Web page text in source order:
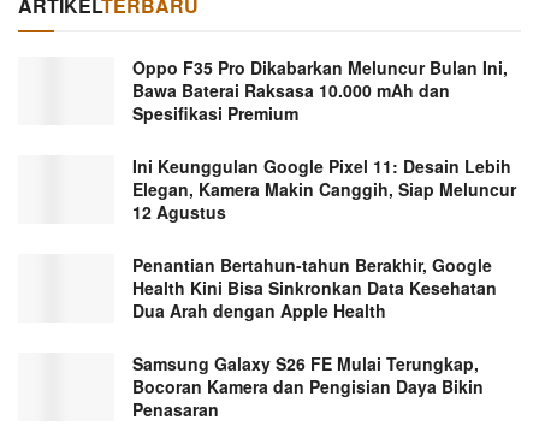
Oppo F35 Pro Dikabarkan Meluncur Bulan Ini,
Bawa Baterai Raksasa 10.000 mAh dan
Spesifikasi Premium
Ini Keunggulan Google Pixel 11: Desain Lebih
Elegan, Kamera Makin Canggih, Siap Meluncur
12 Agustus
Penantian Bertahun-tahun Berakhir, Google
Health Kini Bisa Sinkronkan Data Kesehatan
Dua Arah dengan Apple Health
Samsung Galaxy S26 FE Mulai Terungkap,
Bocoran Kamera dan Pengisian Daya Bikin
Penasaran